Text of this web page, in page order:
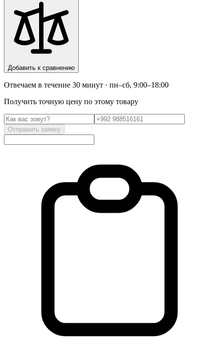
Добавить к сравнению
Отвечаем в течение 30 минут · пн–сб, 9:00–18:00
Получить точную цену по этому товару
Отправить заявку